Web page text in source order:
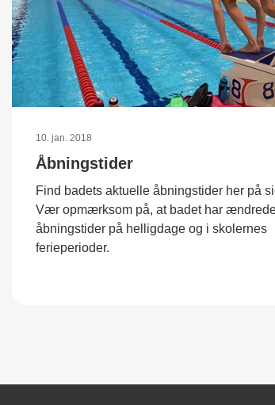
10. jan. 2018
Åbningstider
Find badets aktuelle åbningstider her på
Vær opmærksom på, at badet har
åbningstider på helligdage og i skolernes
ferieperioder.